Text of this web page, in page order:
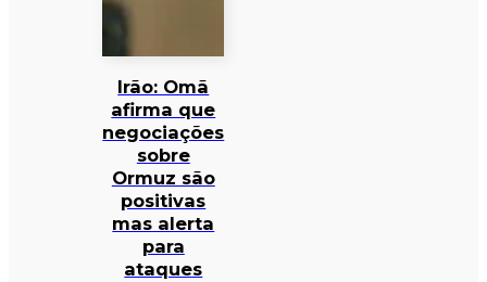
Irão: Omã
afirma que
negociações
sobre
Ormuz são
positivas
mas alerta
para
ataques